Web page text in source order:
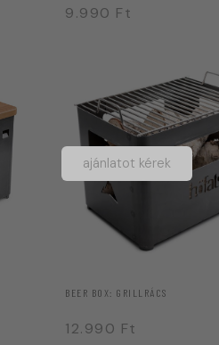
9.990 Ft
BEER BOX: GRILLRÁCS
12.990 Ft
ajánlatot kérek